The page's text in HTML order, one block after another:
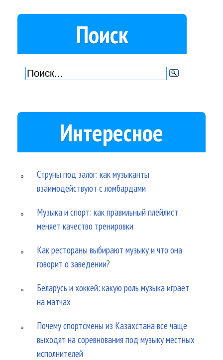
Поиск
Интересное
Струны под залог: как музыканты
взаимодействуют с ломбардами
Музыка и спорт: как правильный плейлист
меняет качество тренировки
Как рестораны выбирают музыку и что она
говорит о заведении?
Беларусь и хоккей: какую роль музыка играет
на матчах
Почему спортсмены из Казахстана все чаще
выходят на соревнования под музыку местных
исполнителей